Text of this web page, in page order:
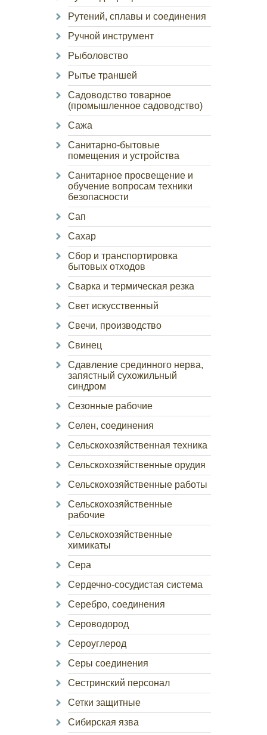
Рутений, сплавы и соединения
Ручной инструмент
Рыболовство
Рытье траншей
Садоводство товарное
(промышленное садоводство)
Сажа
Санитарно-бытовые
помещения и устройства
Санитарное просвещение и
обучение вопросам техники
безопасности
Сап
Сахар
Сбор и транспортировка
бытовых отходов
Сварка и термическая резка
Свет искусственный
Свечи, производство
Свинец
Сдавление срединного нерва,
запястный сухожильный
синдром
Сезонные рабочие
Селен, соединения
Сельскохозяйственная техника
Сельскохозяйственные орудия
Сельскохозяйственные работы
Сельскохозяйственные
рабочие
Сельскохозяйственные
химикаты
Сера
Сердечно-сосудистая система
Серебро, соединения
Сероводород
Сероуглерод
Серы соединения
Сестринский персонал
Сетки защитные
Сибирская язва